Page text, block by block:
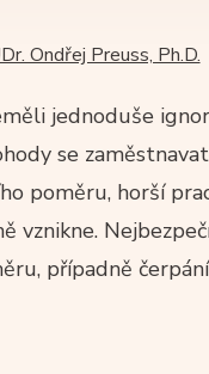
Ondřej Preuss, Ph.D.
jednoduše
se
poměru, horší
vznikne.
případně